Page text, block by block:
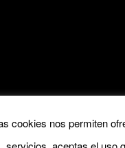
cookies nos permiten